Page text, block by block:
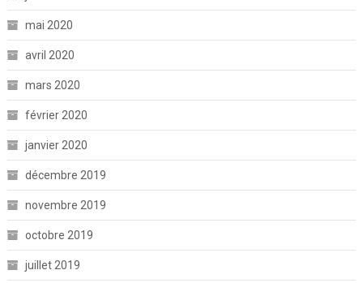
mai 2020
avril 2020
mars 2020
février 2020
janvier 2020
décembre 2019
novembre 2019
octobre 2019
juillet 2019